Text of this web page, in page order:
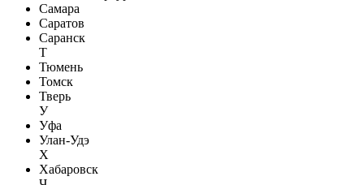
Самара
Саратов
Саранск
Т
Тюмень
Томск
Тверь
У
Уфа
Улан-Удэ
Х
Хабаровск